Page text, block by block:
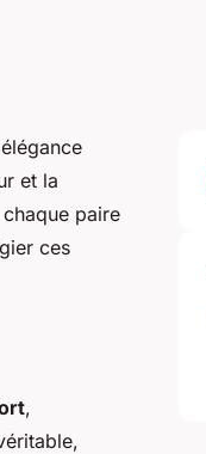
et la
paire
ces
,